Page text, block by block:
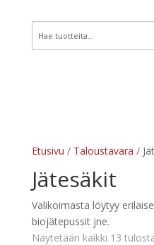
Etusivu / Taloustavara /
Jätesäkit
Valikoimasta löytyy
biojätepussit jne.
Näytetään kaikki 13